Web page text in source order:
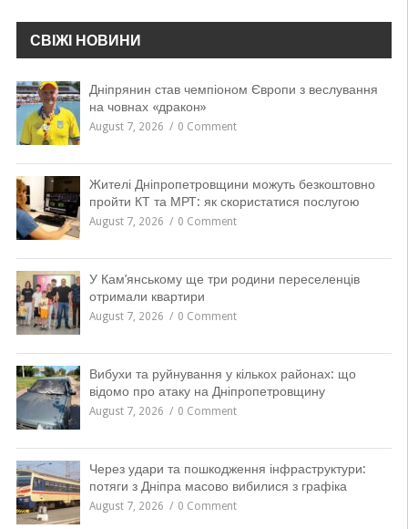
СВІЖІ НОВИНИ
Дніпрянин став чемпіоном Європи з веслування
на човнах «дракон»
August 7, 2026 0 Comment
Жителі Дніпропетровщини можуть безкоштовно
пройти КТ та МРТ: як скористатися послугою
August 7, 2026 0 Comment
У Кам’янському ще три родини переселенців
отримали квартири
August 7, 2026 0 Comment
Вибухи та руйнування у кількох районах: що
відомо про атаку на Дніпропетровщину
August 7, 2026 0 Comment
Через удари та пошкодження інфраструктури:
потяги з Дніпра масово вибилися з графіка
August 7, 2026 0 Comment